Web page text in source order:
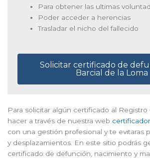
Para obtener las ultimas
Poder acceder a herencias
Trasladar el nicho del fallecido
Solicitar certificado de
Barcial de la Loma
Para solicitar algún certificado al Registro
hacer a través de nuestra web
con una gestión profesional y te evitaras
y desplazamientos. En este sitio podrás
certificado de defunción, nacimiento y